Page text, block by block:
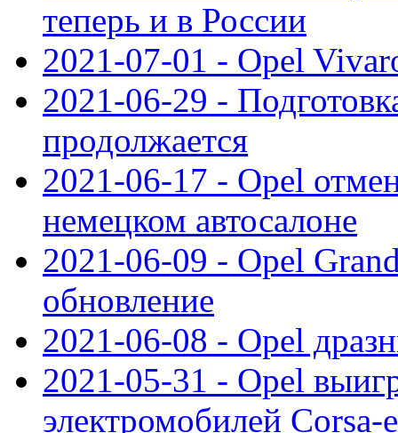
теперь и в России
2021-07-01 - Opel
2021-06-29 -
продолжается
2021-06-17 - Opel
немецком автосалоне
2021-06-09 - Opel
обновление
2021-06-08 - Opel
2021-05-31 - Opel
электромобилей Corsa-e